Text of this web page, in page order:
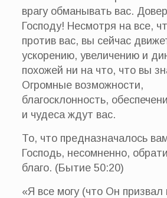
врагу обманывать вас.
Господу! Несмотря на все,
против вас, вы сейчас
ускорению, увеличению и
похожей ни на что, что вы
Огромные возможности,
благосклонность,
и чудеса ждут вас.
То, что предназначалось
Господь, несомненно,
благо. (Бытие 50:20)
«Я все могу (что Он призвал